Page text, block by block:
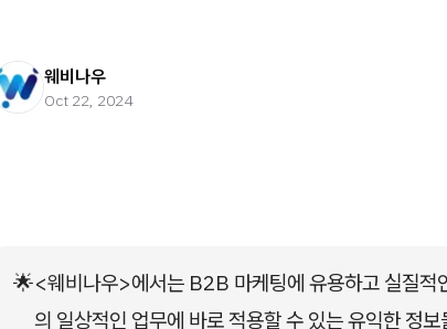
웨비나우
Oct 22, 2024
🌟<웨비나우>에서는 B2B 마케팅에 유용하고 실질적
의 일상적인 업무에 바로 적용할 수 있는 유익한 정